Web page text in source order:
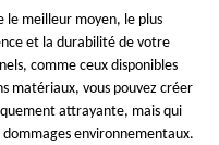
meilleur moyen, le plus
et la durabilité de votre
comme ceux disponibles
matériaux, vous pouvez créer
attrayante, mais qui
environnementaux.